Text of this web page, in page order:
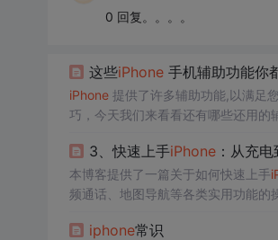
0 回复。。。。
这些iPhone手机辅助功能你
iPhone提供了许多辅助功能,以满足
巧，今天我们来看看还有哪些还用的
3、快速上手iPhone：从充电
本博客提供了一篇关于如何快速上手
频通话、地图导航等各类实用功能的
iphone常识